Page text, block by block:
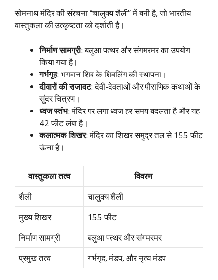
सोमनाथ मंदिर की संरचना “चालुक्य शैली” में बनी है, जो भारतीय
वास्तुकला की उत्कृष्टता को दर्शाती है।
निर्माण सामग्री: बलुआ पत्थर और संगमरमर का उपयोग
किया गया है।
गर्भगृह: भगवान शिव के शिवलिंग की स्थापना।
दीवारों की सजावट: देवी-देवताओं और पौराणिक कथाओं के
सुंदर चित्रण।
ध्वज स्तंभ: मंदिर पर लगा ध्वज हर समय बदलता है और यह
42 फीट लंबा है।
कलात्मक शिखर: मंदिर का शिखर समुद्र तल से 155 फीट
ऊंचा है।
वास्तुकला तत्व
विवरण
शैली
चालुक्य शैली
मुख्य शिखर
155 फीट
निर्माण सामग्री
बलुआ पत्थर और संगमरमर
प्रमुख तत्व
गर्भगृह, मंडप, और नृत्य मंडप